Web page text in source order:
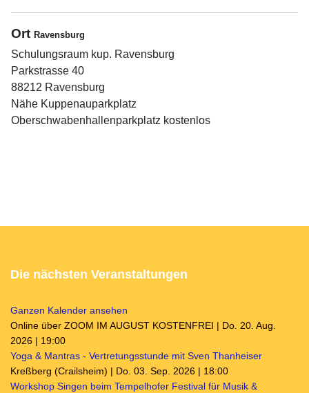
Ort Ravensburg
Schulungsraum kup. Ravensburg
Parkstrasse 40
88212 Ravensburg
Nähe Kuppenauparkplatz
Oberschwabenhallenparkplatz kostenlos
Die nächsten Veranstaltungen
Ganzen Kalender ansehen
Online über ZOOM IM AUGUST KOSTENFREI | Do. 20. Aug.
2026 | 19:00
Yoga & Mantras - Vertretungsstunde mit Sven Thanheiser
Kreßberg (Crailsheim) | Do. 03. Sep. 2026 | 18:00
Workshop Singen beim Tempelhofer Festival für Musik &